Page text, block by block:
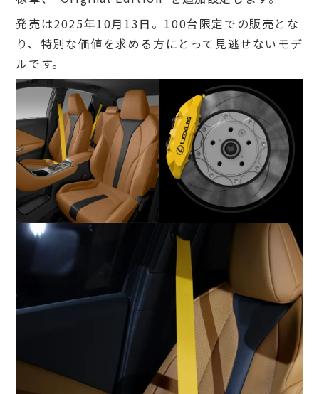
発売は2025年10月13日。100台限定での販売とな
り、特別な価値を求める方にとって見逃せないモデ
ルです。